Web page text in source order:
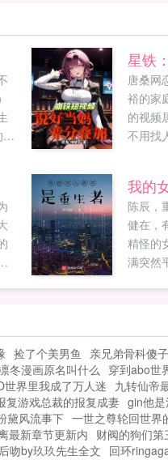
星铁
唐桑网
裕的家
的视频
不用找
是一个
惊，开
脉！！
我的
陈辰，
健在，
精怪的
满突然
小说及
合如果
忘记分
捡了个美男鱼 亲兄弟骨科傻
冬漫画原名叫什么 穿到abo世
世界里我成了万人迷 九转仙帝
复游戏总裁的报复成妻 gin他
黛风流事下 一世之尊轮回世界
最新章节更新内 财阀的狗们
吻by玖玖先生全文 回环